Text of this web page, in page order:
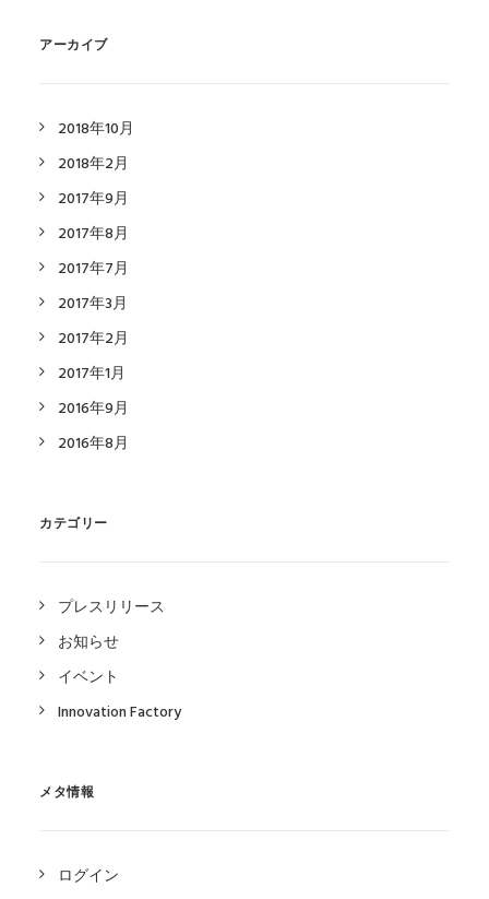
アーカイブ
2018年10月
2018年2月
2017年9月
2017年8月
2017年7月
2017年3月
2017年2月
2017年1月
2016年9月
2016年8月
カテゴリー
プレスリリース
お知らせ
イベント
Innovation Factory
メタ情報
ログイン